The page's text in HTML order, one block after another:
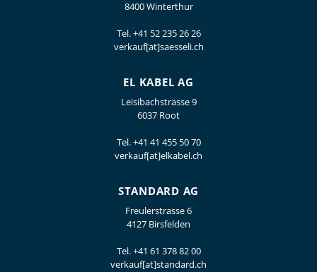
8400 Winterthur
Tel.+41 52 235 26 26
verkauf[at]saesseli.ch
EL KABEL AG
Leisibachstrasse 9
6037 Root
Tel.+41 41 455 50 70
verkauf[at]elkabel.ch
STANDARD AG
Freulerstrasse 6
4127 Birsfelden
Tel.+41 61 378 82 00
verkauf[at]standard.ch